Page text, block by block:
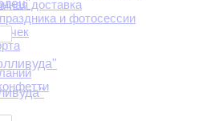
доставка
и фотосессии